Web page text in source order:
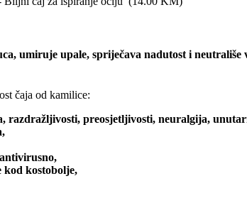
umiruje upale, spriječava nadutost i
čaja od kamilice:
preosjetljivosti, neuralgija,
kod kostobolje,